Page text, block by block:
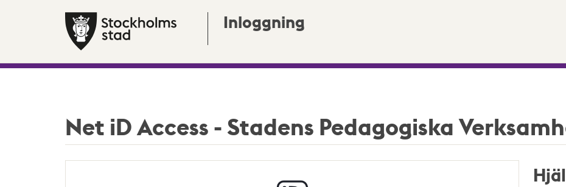
Inloggning
Net iD Access - Stadens Pedagogiska